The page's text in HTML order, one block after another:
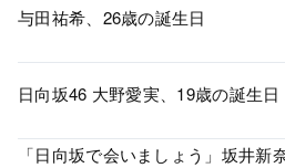
与田祐希、26歳の誕生日
日向坂46 大野愛実、19歳の誕生日
「日向坂で会いましょう」坂井新